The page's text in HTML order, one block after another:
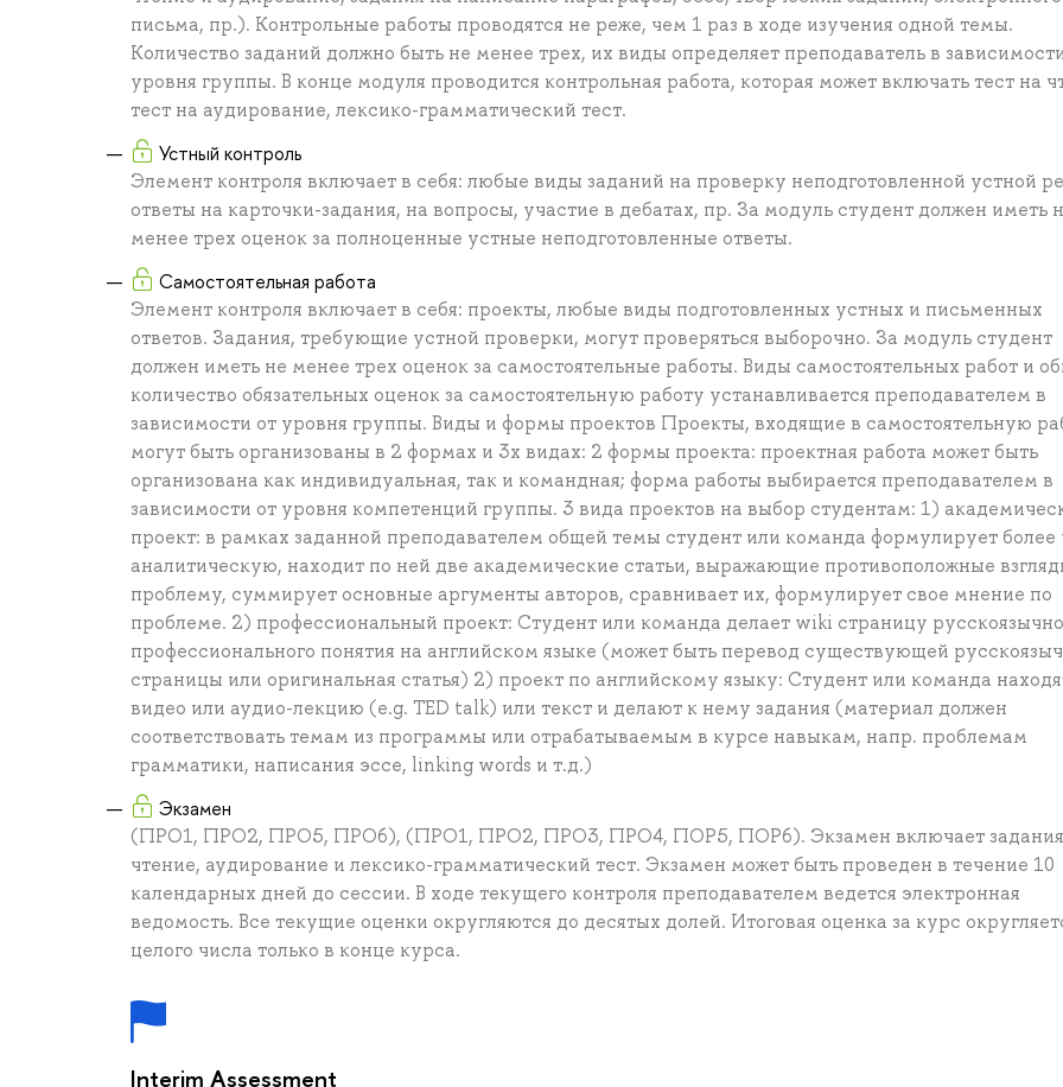
письма, пр.). Контрольные работы проводятся не реже, чем 1 раз в ходе изучения одной темы.
Количество заданий должно быть не менее трех, их виды определяет преподаватель в
уровня группы. В конце модуля проводится контрольная работа, которая может включать тест на
тест на аудирование, лексико-грамматический тест.
Устный контроль
Элемент контроля включает в себя: любые виды заданий на проверку неподготовленной устной
ответы на карточки-задания, на вопросы, участие в дебатах, пр. За модуль студент должен иметь
менее трех оценок за полноценные устные неподготовленные ответы.
Самостоятельная работа
Элемент контроля включает в себя: проекты, любые виды подготовленных устных и письменных
ответов. Задания, требующие устной проверки, могут проверяться выборочно. За модуль студент
должен иметь не менее трех оценок за самостоятельные работы. Виды самостоятельных работ и
количество обязательных оценок за самостоятельную работу устанавливается преподавателем в
зависимости от уровня группы. Виды и формы проектов Проекты, входящие в самостоятельную
могут быть организованы в 2 формах и 3х видах: 2 формы проекта: проектная работа может быть
организована как индивидуальная, так и командная; форма работы выбирается преподавателем в
зависимости от уровня компетенций группы. 3 вида проектов на выбор студентам: 1)
проект: в рамках заданной преподавателем общей темы студент или команда формулирует более
аналитическую, находит по ней две академические статьи, выражающие противоположные
проблему, суммирует основные аргументы авторов, сравнивает их, формулирует свое мнение по
проблеме. 2) профессиональный проект: Студент или команда делает wiki страницу
профессионального понятия на английском языке (может быть перевод существующей
страницы или оригинальная статья) 2) проект по английскому языку: Студент или команда
видео или аудио-лекцию (e.g. TED talk) или текст и делают к нему задания (материал должен
соответствовать темам из программы или отрабатываемым в курсе навыкам, напр. проблемам
грамматики, написания эссе, linking words и т.д.)
Экзамен
(ПРО1, ПРО2, ПРО5, ПРО6), (ПРО1, ПРО2, ПРО3, ПРО4, ПОР5, ПОР6). Экзамен включает
чтение, аудирование и лексико-грамматический тест. Экзамен может быть проведен в течение 10
календарных дней до сессии. В ходе текущего контроля преподавателем ведется электронная
ведомость. Все текущие оценки округляются до десятых долей. Итоговая оценка за курс
целого числа только в конце курса.
Interim Assessment